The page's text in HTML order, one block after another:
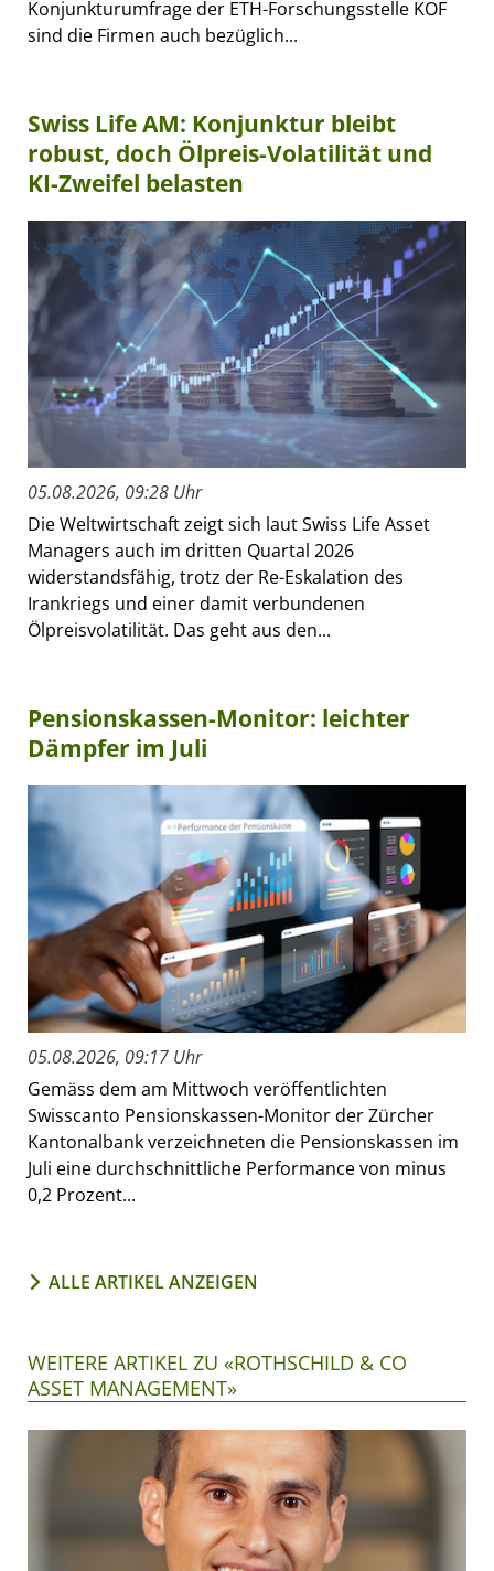
Konjunkturumfrage der ETH-Forschungsstelle KOF
sind die Firmen auch bezüglich...
Swiss Life AM: Konjunktur bleibt
robust, doch Ölpreis-Volatilität und
KI-Zweifel belasten
05.08.2026, 09:28 Uhr
Die Weltwirtschaft zeigt sich laut Swiss Life Asset
Managers auch im dritten Quartal 2026
widerstandsfähig, trotz der Re-Eskalation des
Irankriegs und einer damit verbundenen
Ölpreisvolatilität. Das geht aus den...
Pensionskassen-Monitor: leichter
Dämpfer im Juli
05.08.2026, 09:17 Uhr
Gemäss dem am Mittwoch veröffentlichten
Swisscanto Pensionskassen-Monitor der Zürcher
Kantonalbank verzeichneten die Pensionskassen im
Juli eine durchschnittliche Performance von minus
0,2 Prozent...
ALLE ARTIKEL ANZEIGEN
WEITERE ARTIKEL ZU «ROTHSCHILD & CO
ASSET MANAGEMENT»